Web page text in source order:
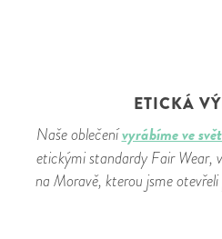
ETICKÁ
Naše oblečenívyrábíme ve
etickými standardy Fair Wear,
na Moravě, kterou jsme